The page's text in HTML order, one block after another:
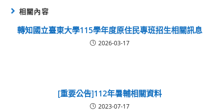
相關內容
轉知國立臺東大學115學年度原住民專班招生相關訊息
2026-03-17
[重要公告]112年暑輔相關資料
2023-07-17